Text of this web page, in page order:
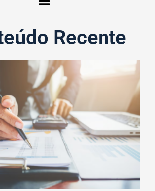
Recente